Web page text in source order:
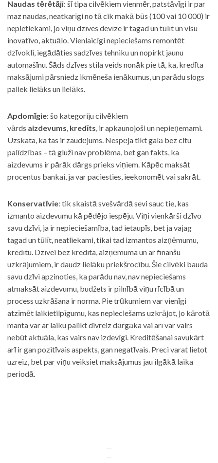
Naudas tērētāji: šī tipa cilvēkiem vienmēr, patstāvīgi ir par
maz naudas, neatkarīgi no tā cik makā būs (100 vai 10 000) ir
nepietiekami, jo viņu dzīves devīze ir tagad un tūlīt un visu
inovatīvo, aktuālo. Vienlaicīgi nepieciešams remontēt
dzīvokli, iegādāties sadzīves tehniku un nopirkt jaunu
automašīnu. Šāds dzīves stila veids nonāk pie tā, ka, kredīta
maksājumi pārsniedz ikmēneša ienākumus, un parādu slogs
paliek lielāks un lielāks.
Apdomīgie: šo kategoriju cilvēkiem
vārds aizdevums, kredīts, ir apkaunojoši un nepieņemami.
Uzskata, ka tas ir zaudējums. Nespēja tikt galā bez citu
palīdzības – tā gluži nav problēma, bet gan fakts, ka
aizdevums ir pārāk dārgs prieks viņiem. Kāpēc maksāt
procentus bankai, ja var paciesties, ieekonomēt vai sakrāt.
Konservatīvie: tik skaistā svešvārdā sevi sauc tie, kas
izmanto aizdevumu kā pēdējo iespēju. Viņi vienkārši dzīvo
savu dzīvi, ja ir nepieciešamība, tad ietaupīs, bet ja vajag
tagad un tūlīt, neatliekami, tikai tad izmantos aizņēmumu,
kredītu. Dzīvei bez kredīta, aizņēmuma un ar finanšu
uzkrājumiem, ir daudz lielāku priekšrocību. Šie cilvēki bauda
savu dzīvi apzinoties, ka parādu nav, nav nepieciešams
atmaksāt aizdevumu, budžets ir pilnībā viņu rīcībā un
process uzkrāšana ir norma. Pie trūkumiem var vienīgi
atzīmēt laikietilpīgumu, kas nepieciešams uzkrājot, jo kārotā
manta var ar laiku palikt divreiz dārgāka vai arī var vairs
nebūt aktuāla, kas vairs nav izdevīgi. Kreditēšanai savukārt
arī ir gan pozitīvais aspekts, gan negatīvais. Preci varat lietot
uzreiz, bet par viņu veiksiet maksājumus jau ilgākā laika
periodā.